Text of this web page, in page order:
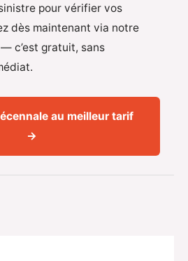
pour vérifier vos
dès maintenant via notre
c’est gratuit, sans
au meilleur tarif
→